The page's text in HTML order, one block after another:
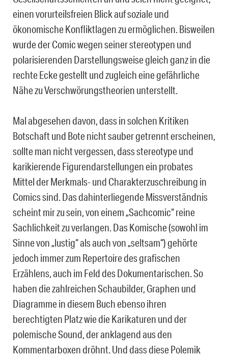
einen vorurteilsfreien Blick auf soziale und
ökonomische Konfliktlagen zu ermöglichen. Bisweilen
wurde der Comic wegen seiner stereotypen und
polarisierenden Darstellungsweise gleich ganz in die
rechte Ecke gestellt und zugleich eine gefährliche
Nähe zu Verschwörungstheorien unterstellt.
Mal abgesehen davon, dass in solchen Kritiken
Botschaft und Bote nicht sauber getrennt erscheinen,
sollte man nicht vergessen, dass stereotype und
karikierende Figurendarstellungen ein probates
Mittel der Merkmals- und Charakterzuschreibung in
Comics sind. Das dahinterliegende Missverständnis
scheint mir zu sein, von einem „Sachcomic“ reine
Sachlichkeit zu verlangen. Das Komische (sowohl im
Sinne von „lustig“ als auch von „seltsam“) gehörte
jedoch immer zum Repertoire des grafischen
Erzählens, auch im Feld des Dokumentarischen. So
haben die zahlreichen Schaubilder, Graphen und
Diagramme in diesem Buch ebenso ihren
berechtigten Platz wie die Karikaturen und der
polemische Sound, der anklagend aus den
Kommentarboxen dröhnt. Und dass diese Polemik